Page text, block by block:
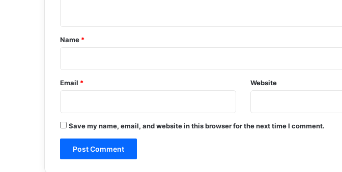
*
Name *
Email * Website
Save my name, email, and website in this browser for the next time I comment.